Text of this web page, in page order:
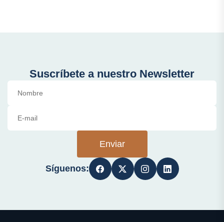
Suscríbete a nuestro Newsletter
Enviar
Síguenos: